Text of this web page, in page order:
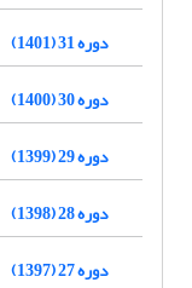
دوره 31 (1401)
دوره 30 (1400)
دوره 29 (1399)
دوره 28 (1398)
دوره 27 (1397)